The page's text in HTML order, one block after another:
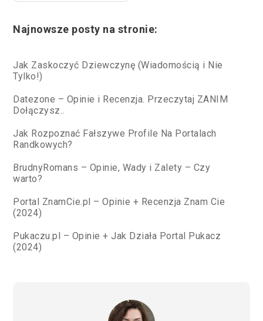
Najnowsze posty na stronie:
Jak Zaskoczyć Dziewczynę (Wiadomością i Nie
Tylko!)
Datezone – Opinie i Recenzja. Przeczytaj ZANIM
Dołączysz..
Jak Rozpoznać Fałszywe Profile Na Portalach
Randkowych?
BrudnyRomans – Opinie, Wady i Zalety – Czy
warto?
Portal ZnamCie.pl – Opinie + Recenzja Znam Cie
(2024)
Pukaczu.pl – Opinie + Jak Działa Portal Pukacz
(2024)